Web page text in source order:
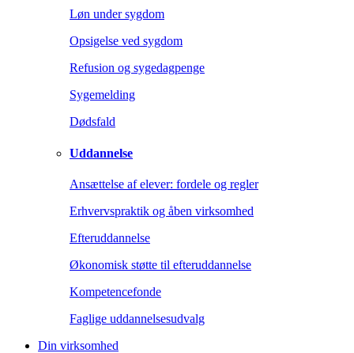
Løn under sygdom
Opsigelse ved sygdom
Refusion og sygedagpenge
Sygemelding
Dødsfald
Uddannelse
Ansættelse af elever: fordele og regler
Erhvervspraktik og åben virksomhed
Efteruddannelse
Økonomisk støtte til efteruddannelse
Kompetencefonde
Faglige uddannelsesudvalg
Din virksomhed